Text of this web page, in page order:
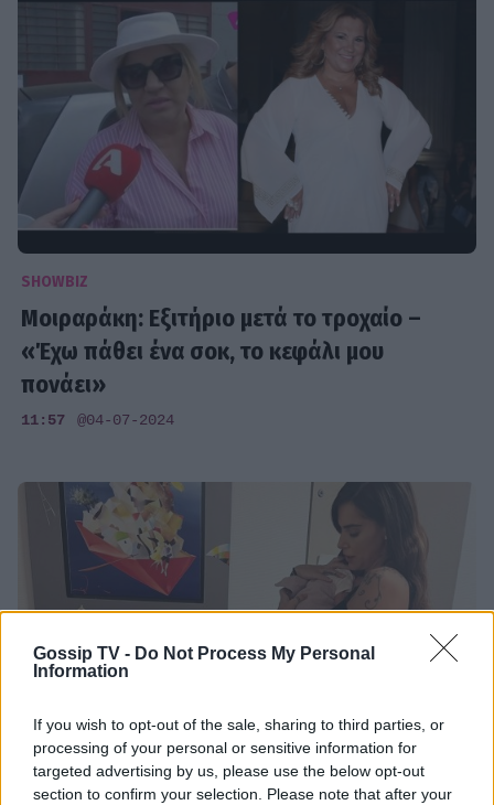
Gossip TV - Do Not Process My Personal
Information
If you wish to opt-out of the sale, sharing to third parties, or
processing of your personal or sensitive information for
targeted advertising by us, please use the below opt-out
section to confirm your selection. Please note that after your
SHOWBIZ
Μοιραράκη: Εξιτήριο μετά το τροχαίο –
«Έχω πάθει ένα σοκ, το κεφάλι μου
πονάει»
11:57 @04-07-2024
SHOWBIZ